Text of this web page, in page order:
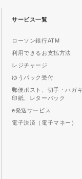
サービス一覧
ローソン銀行ATM
利用できるお支払方法
レジチャージ
ゆうパック受付
郵便ポスト、切手・ハガ
印紙、レターパック
e発送サービス
電子決済（電子マネー）